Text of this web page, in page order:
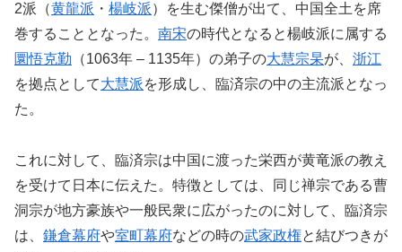
2派（黄龍派 ・ 楊岐派）を生む傑僧が出て、中国全土を席
巻することとなった。 南宋の時代となると楊岐派に属する
圜悟克勤 （1063年 – 1135年）の弟子の大慧宗杲が、 浙江
を拠点として大慧派を形成し、臨済宗の中の主流派となっ
た。
これに対して、臨済宗は中国に渡った栄西が黄竜派の教え
を受けて日本に伝えた。特徴としては、同じ禅宗である曹
洞宗が地方豪族や一般民衆に広がったのに対して、臨済宗
は、 鎌倉幕府や室町幕府などの時の武家政権と結びつきが